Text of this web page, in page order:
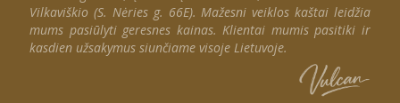
Vilkaviškio (S. Nėries g. 66E). Mažesni veiklos kaštai leidžia
mums pasiūlyti geresnes kainas. Klientai mumis pasitiki ir
kasdien užsakymus siunčiame visoje Lietuvoje.